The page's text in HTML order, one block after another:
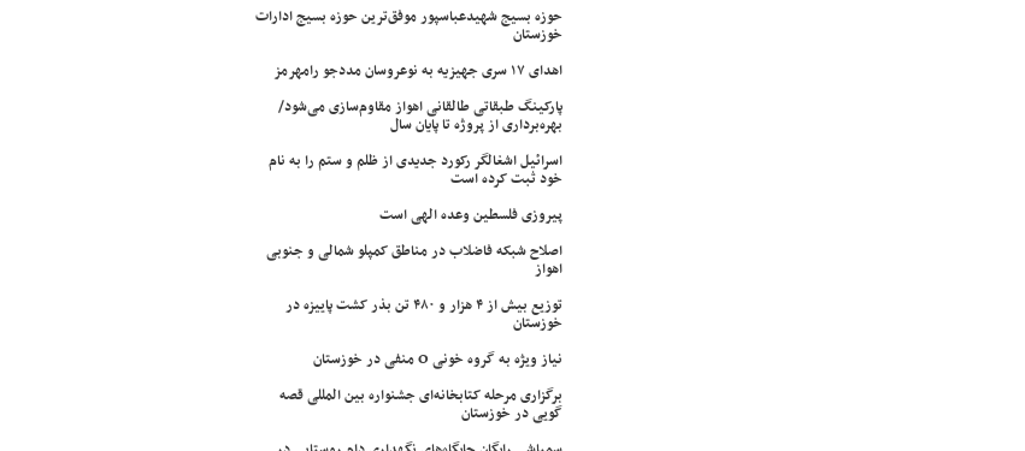
حوزه بسیج شهیدعباسپور موفق‌ترین حوزه بسیج ادارات
خوزستان
اهدای ۱۷ سری جهیزیه به نوعروسان مددجو رامهرمز
پارکینگ طبقاتی طالقانی اهواز مقاوم‌سازی می‌شود/
بهره‌برداری از پروژه تا پایان سال
اسرائیل اشغالگر رکورد جدیدی از ظلم و ستم را به نام
خود ثبت کرده است
پیروزی فلسطین وعده الهی است
اصلاح شبکه فاضلاب در مناطق کمپلو شمالی و جنوبی
اهواز
توزیع بیش از ۴ هزار و ۴۸۰ تن بذر کشت پاییزه در
خوزستان
نیاز ویژه به گروه خونی O منفی در خوزستان
برگزاری مرحله کتابخانه‌ای جشنواره بین المللی قصه
گویی در خوزستان